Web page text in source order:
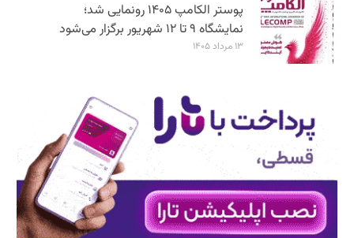
پوستر الکامپ ۱۴۰۵ رونمایی شد؛
نمایشگاه ۹ تا ۱۲ شهریور برگزار می‌شود
۱۳ مرداد ۱۴۰۵